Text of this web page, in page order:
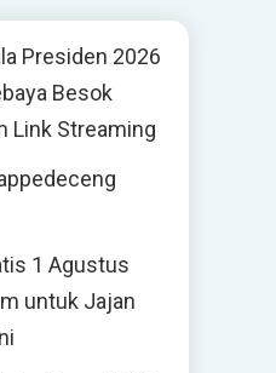
Presiden 2026
Besok
Link Streaming
1 Agustus
untuk Jajan